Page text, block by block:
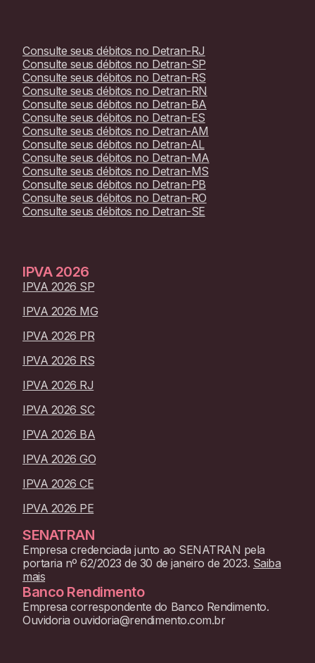
Consulte seus débitos no Detran-RJ
Consulte seus débitos no Detran-SP
Consulte seus débitos no Detran-RS
Consulte seus débitos no Detran-RN
Consulte seus débitos no Detran-BA
Consulte seus débitos no Detran-ES
Consulte seus débitos no Detran-AM
Consulte seus débitos no Detran-AL
Consulte seus débitos no Detran-MA
Consulte seus débitos no Detran-MS
Consulte seus débitos no Detran-PB
Consulte seus débitos no Detran-RO
Consulte seus débitos no Detran-SE
IPVA 2026
IPVA 2026 SP
IPVA 2026 MG
IPVA 2026 PR
IPVA 2026 RS
IPVA 2026 RJ
IPVA 2026 SC
IPVA 2026 BA
IPVA 2026 GO
IPVA 2026 CE
IPVA 2026 PE
SENATRAN
Empresa credenciada junto ao SENATRAN pela
portaria nº 62/2023 de 30 de janeiro de 2023. Saiba
mais
Banco Rendimento
Empresa correspondente do Banco Rendimento.
Ouvidoria ouvidoria@rendimento.com.br